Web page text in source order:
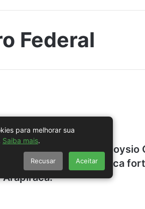
Federal
Visita do juiz federal
Luciano Barbosa destaca
Arapiraca.
para melhorar sua
Saiba mais.
Recusar Aceitar